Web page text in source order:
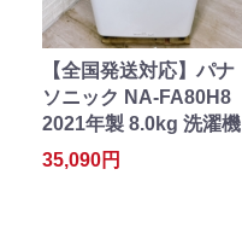
【全国発送対応】パナ
ソニック NA-FA80H8
2021年製 8.0kg 洗濯機
35,090円